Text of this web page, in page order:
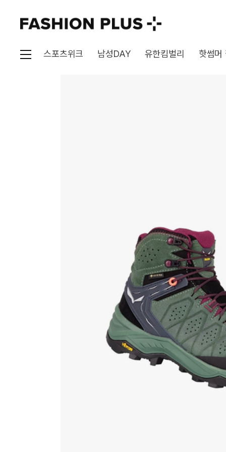
스포츠위크 남성DAY 유한킴벌리 핫썸머